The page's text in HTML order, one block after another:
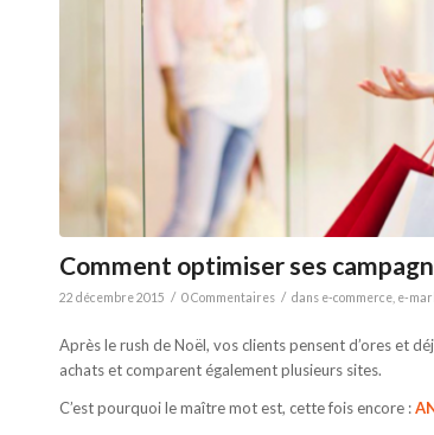
Comment optimiser ses
22 décembre 2015 / 0 Commentaires / dans e-commerce e-
Après le rush de Noël, vos clients pensent d’ores et
achats et comparent également plusieurs sites.
C’est pourquoi le maître mot est, cette fois encore :